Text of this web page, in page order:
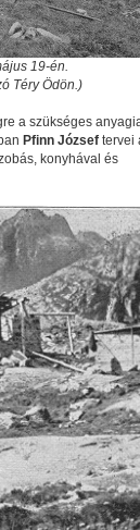
19-én.
Téry Ödön.)
a szükséges
Pfinn József tervei
konyhával és